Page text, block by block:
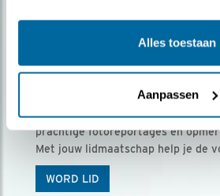
Alles toestaan
Aanpassen
Ontvang 5 x Vogels voor €
Vogels is het tijdschrift voor onze
prachtige fotoreportages en
Met jouw lidmaatschap help je de
WORD LID